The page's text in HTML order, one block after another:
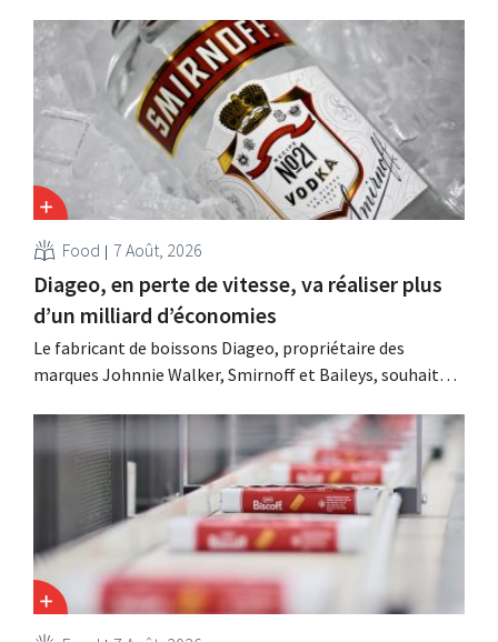
Food 7 Août, 2026
Diageo, en perte de vitesse, va réaliser plus
d’un milliard d’économies
Le fabricant de boissons Diageo, propriétaire des
marques Johnnie Walker, Smirnoff et Baileys, souhaite,
considérablement ses coûts tout en investissant dans la
croissance, notamment pour Guinness et les cocktails
prêts à boire.